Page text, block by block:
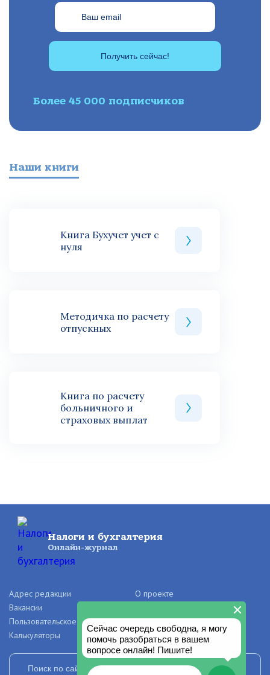
Получить сейчас!
Более 45 000 подписчиков
Наши книги
Книга Бухучет учет с
нуля
Методичка по расчету
отпускных
Книга по расчету
больничного и
страховых выплат
Налоги и бухгалтерия
Онлайн-журнал
Адрес редакции
О проекте
Вакансии
Пользовательское соглашение
Правила и авторские права
Калькуляторы